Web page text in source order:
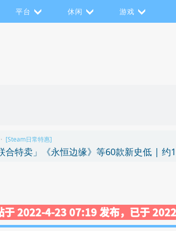
平台 休闲 游戏
› [Steam日常特惠]
于 2022-4-23 07:19 发布，已于